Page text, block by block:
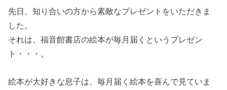
先日、知り合いの方から素敵なプレゼントをいただきま
した。
それは、福音館書店の絵本が毎月届くというプレゼン
ト・・・。
絵本が大好きな息子は、毎月届く絵本を喜んで見ていま